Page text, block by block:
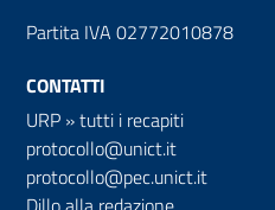
Partita IVA 02772010878
CONTATTI
URP »tutti i recapiti
protocollo@unict.it
protocollo@pec.unict.it